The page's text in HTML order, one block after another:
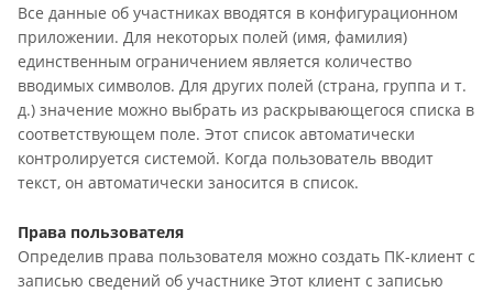
Все данные об участниках вводятся в конфигурационном
приложении. Для некоторых полей (имя, фамилия)
единственным ограничением является количество
вводимых символов. Для других полей (страна, группа и т.
д.) значение можно выбрать из раскрывающегося списка в
соответствующем поле. Этот список автоматически
контролируется системой. Когда пользователь вводит
текст, он автоматически заносится в список.
Права пользователя
Определив права пользователя можно создать ПК-клиент с
записью сведений об участнике Этот клиент с записью